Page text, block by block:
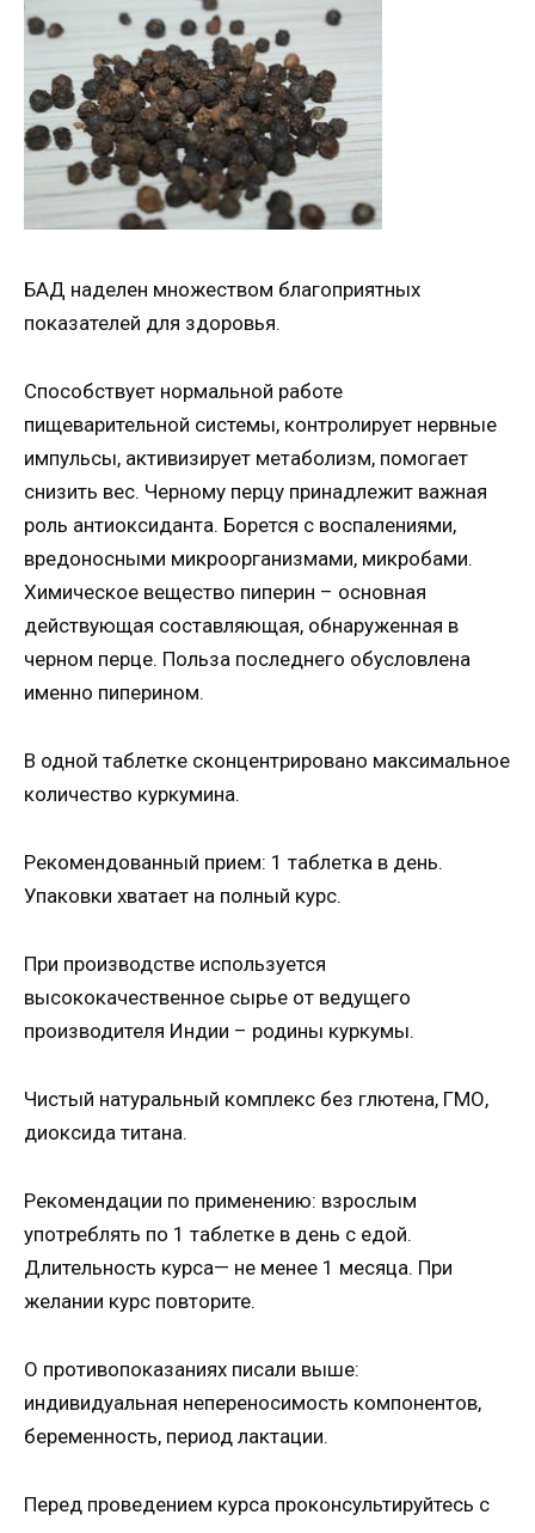
БАД наделен множеством благоприятных
показателей для здоровья.
Способствует нормальной работе
пищеварительной системы, контролирует нервные
импульсы, активизирует метаболизм, помогает
снизить вес. Черному перцу принадлежит важная
роль антиоксиданта. Борется с воспалениями,
вредоносными микроорганизмами, микробами.
Химическое вещество пиперин – основная
действующая составляющая, обнаруженная в
черном перце. Польза последнего обусловлена
именно пиперином.
В одной таблетке сконцентрировано максимальное
количество куркумина.
Рекомендованный прием: 1 таблетка в день.
Упаковки хватает на полный курс.
При производстве используется
высококачественное сырье от ведущего
производителя Индии – родины куркумы.
Чистый натуральный комплекс без глютена, ГМО,
диоксида титана.
Рекомендации по применению: взрослым
употреблять по 1 таблетке в день с едой.
Длительность курса— не менее 1 месяца. При
желании курс повторите.
О противопоказаниях писали выше:
индивидуальная непереносимость компонентов,
беременность, период лактации.
Перед проведением курса проконсультируйтесь с